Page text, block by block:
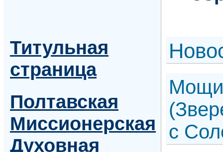
Титульная
страница
Полтавская
Миссионерская
Духовная
Н
Мощи
с